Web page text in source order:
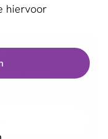
hiervoor
gratis